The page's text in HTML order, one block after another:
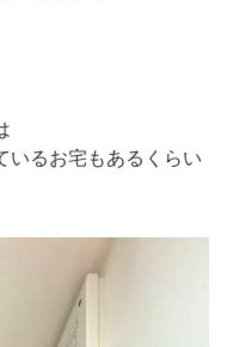
いるお宅もあるくらい